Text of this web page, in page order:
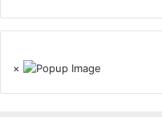
×